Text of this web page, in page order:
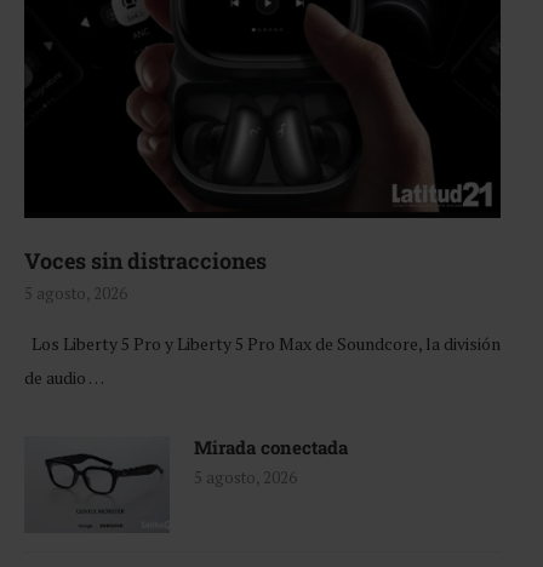
Voces sin distracciones
5 agosto, 2026
Los Liberty 5 Pro y Liberty 5 Pro Max de Soundcore, la división
de audio …
Mirada conectada
5 agosto, 2026